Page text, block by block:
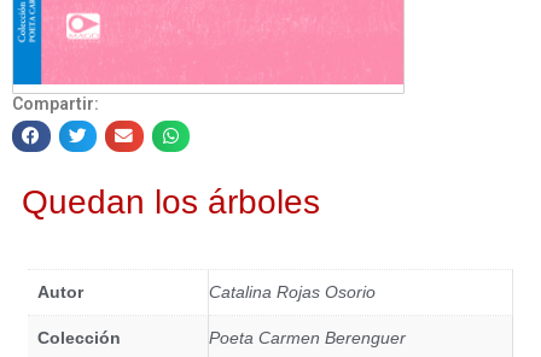
Compartir:
Quedan los árboles
Autor Catalina Rojas Osorio
Colección Poeta Carmen Berenguer